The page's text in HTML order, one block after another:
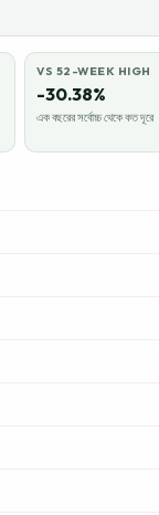
VS 52-WEEK HIGH
-30.38%
এক বছরের সর্বোচ্চ থেকে কত দূরে